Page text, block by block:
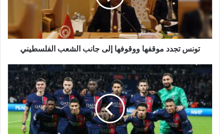
تونس تجدد موقفها ووقوفها إلى جانب الشعب الفلسطيني